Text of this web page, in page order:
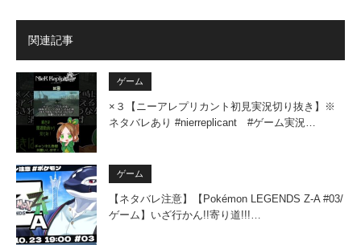
関連記事
ゲーム
×３【ニーアレプリカント初見実況切り抜き】※
ネタバレあり #nierreplicant #ゲーム実況…
ゲーム
【ネタバレ注意】【Pokémon LEGENDS Z-A #03/
ゲーム】いざ行かん!!寄り道!!!…